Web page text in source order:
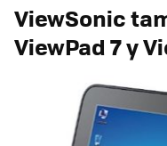
ViewSonic
ViewPad 7 y